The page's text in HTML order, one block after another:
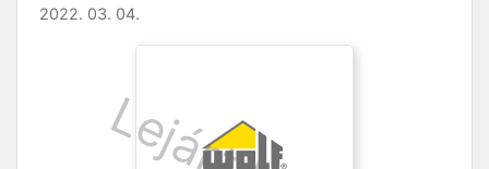
2022. 03. 04.